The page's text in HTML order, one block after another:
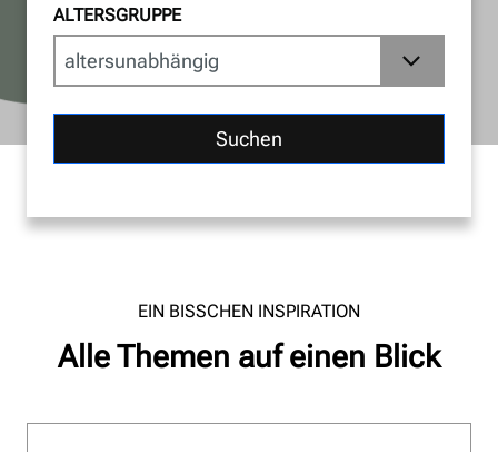
ALTERSGRUPPE
Suchen
EIN BISSCHEN INSPIRATION
Alle Themen auf einen Blick